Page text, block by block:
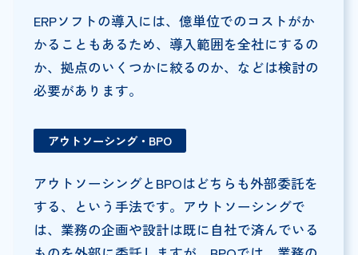
ERPソフトの導入には、億単位でのコストがか
かることもあるため、導入範囲を全社にするの
か、拠点のいくつかに絞るのか、などは検討の
必要があります。
アウトソーシング・BPO
アウトソーシングとBPOはどちらも外部委託を
する、という手法です。アウトソーシングで
は、業務の企画や設計は既に自社で済んでいる